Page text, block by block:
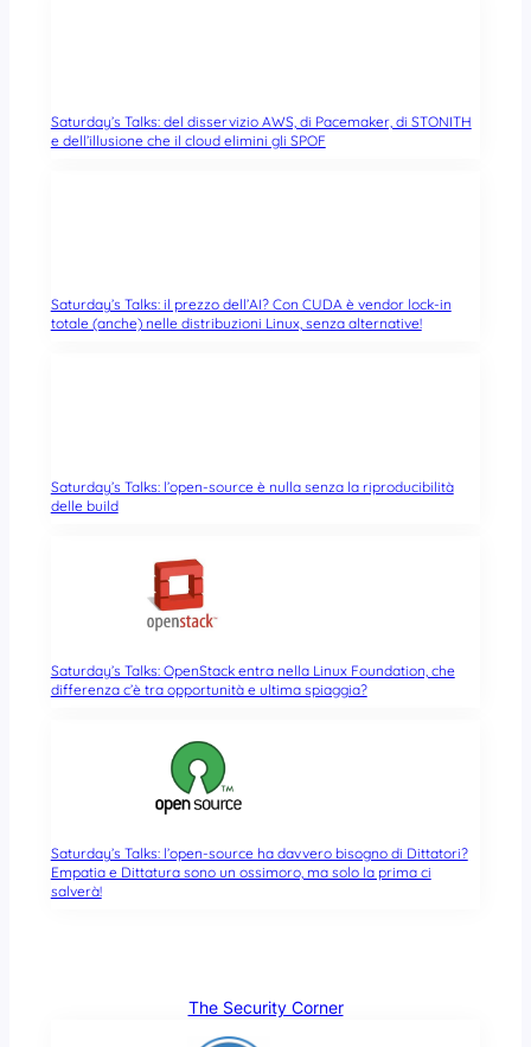
Saturday’s Talks: del disservizio AWS, di Pacemaker, di STONITH
e dell’illusione che il cloud elimini gli SPOF
Saturday’s Talks: il prezzo dell’AI? Con CUDA è vendor lock-in
totale (anche) nelle distribuzioni Linux, senza alternative!
Saturday’s Talks: l’open-source è nulla senza la riproducibilità
delle build
Saturday’s Talks: OpenStack entra nella Linux Foundation, che
differenza c’è tra opportunità e ultima spiaggia?
Saturday’s Talks: l’open-source ha davvero bisogno di Dittatori?
Empatia e Dittatura sono un ossimoro, ma solo la prima ci
salverà!
The Security Corner